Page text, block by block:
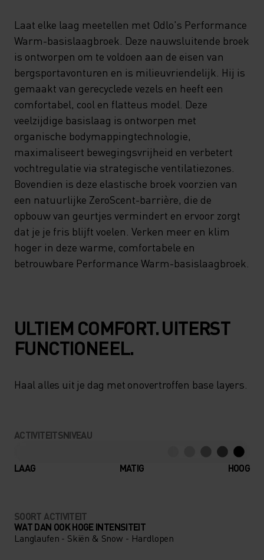
Laat elke laag meetellen met Odlo's Performance
Warm-basislaagbroek. Deze nauwsluitende broek
is ontworpen om te voldoen aan de eisen van
bergsportavonturen en is milieuvriendelijk. Hij is
gemaakt van gerecyclede vezels en heeft een
comfortabel, cool en flatteus model. Deze
veelzijdige basislaag is ontworpen met
organische bodymappingtechnologie,
maximaliseert bewegingsvrijheid en verbetert
vochtregulatie via strategische ventilatiezones.
Bovendien is deze elastische broek voorzien van
een natuurlijke ZeroScent-barrière, die de
opbouw van geurtjes vermindert en ervoor zorgt
dat je je fris blijft voelen. Verken meer en klim
hoger in deze warme, comfortabele en
betrouwbare Performance Warm-basislaagbroek.
ULTIEM COMFORT. UITERST
FUNCTIONEEL.
Haal alles uit je dag met onovertroffen base layers.
ACTIVITEITSNIVEAU
LAAG MATIG HOOG
SOORT ACTIVITEIT
WAT DAN OOK HOGE INTENSITEIT
Langlaufen - Skiën & Snow - Hardlopen